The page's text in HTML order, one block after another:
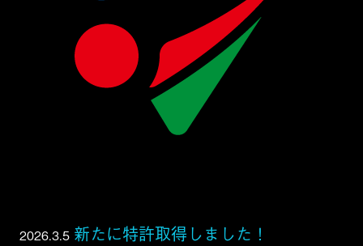
2026.3.5 新たに特許取得しました！